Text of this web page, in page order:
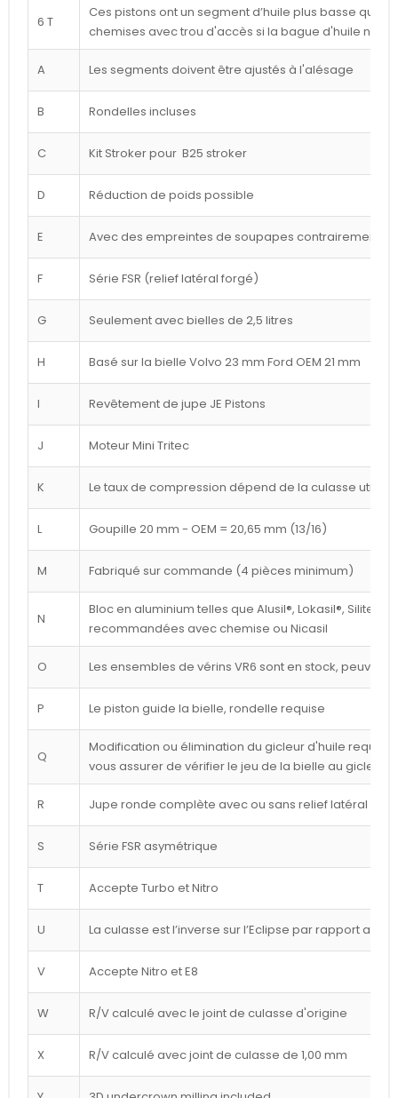
6 T
Ces pistons ont un segment d’huile plus basse que
chemises avec trou d'accès si la bague d'huile
A Les segments doivent être ajustés à l'alésage
B Rondelles incluses
C Kit Stroker pour B25 stroker
D Réduction de poids possible
E Avec des empreintes de soupapes contrairement à
F Série FSR (relief latéral forgé)
G Seulement avec bielles de 2,5 litres
H Basé sur la bielle Volvo 23 mm Ford OEM 21 mm
I Revêtement de jupe JE Pistons
J Moteur Mini Tritec
K Le taux de compression dépend de la culasse
L Goupille 20 mm - OEM = 20,65 mm (13/16)
M Fabriqué sur commande (4 pièces minimum)
N
Bloc en aluminium telles que Alusil®, Lokasil®, Silitec®,
recommandées avec chemise ou Nicasil
O Les ensembles de vérins VR6 sont en stock, peuvent
P Le piston guide la bielle, rondelle requise
Q
Modification ou élimination du gicleur d'huile
vous assurer de vérifier le jeu de la bielle au gicleur
R Jupe ronde complète avec ou sans relief latéral
S Série FSR asymétrique
T Accepte Turbo et Nitro
U La culasse est l’inverse sur l’Eclipse par rapport au
V Accepte Nitro et E8
W R/V calculé avec le joint de culasse d'origine
X R/V calculé avec joint de culasse de 1,00 mm